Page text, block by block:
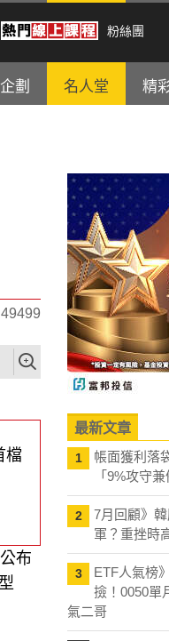
粉絲團
劃 名人堂 精
檔
布
最新文章
1
帳面獲利落
「9%攻守
2
7月回顧》
軍？重挫時
3
ETF人氣榜
撿！0050單
氣二哥